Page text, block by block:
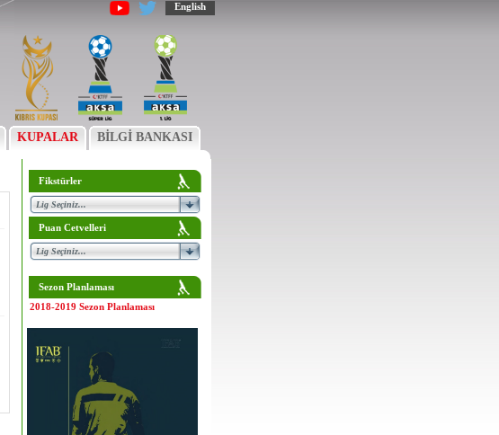
English
KUPALAR BİLGİ BANKASI
Fikstürler
Puan Cetvelleri
Sezon Planlaması
2018-2019 Sezon Planlaması